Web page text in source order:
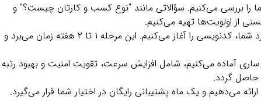
۱۵ دقیقه)، نیازهای شما را بررسی می‌کنیم. سؤالاتی مانند “نوع کسب‌ و کارتان چیست؟” و
از اولویت‌ها تهیه می‌کنیم.
: یک طرح اولیه رایگان ارائه می‌دهیم و سپس بر اساس بازخورد شما، کدنویسی را آغاز می‌کنیم. این مرحله ۱ تا ۲ هفته زمان می‌برد و
آماده می‌کنیم، شامل افزایش سرعت، تقویت امنیت و بهبود رتبه
حاصل گردد.
می‌دهیم و یک ماه پشتیبانی رایگان در اختیار شما قرار می‌گیرد.